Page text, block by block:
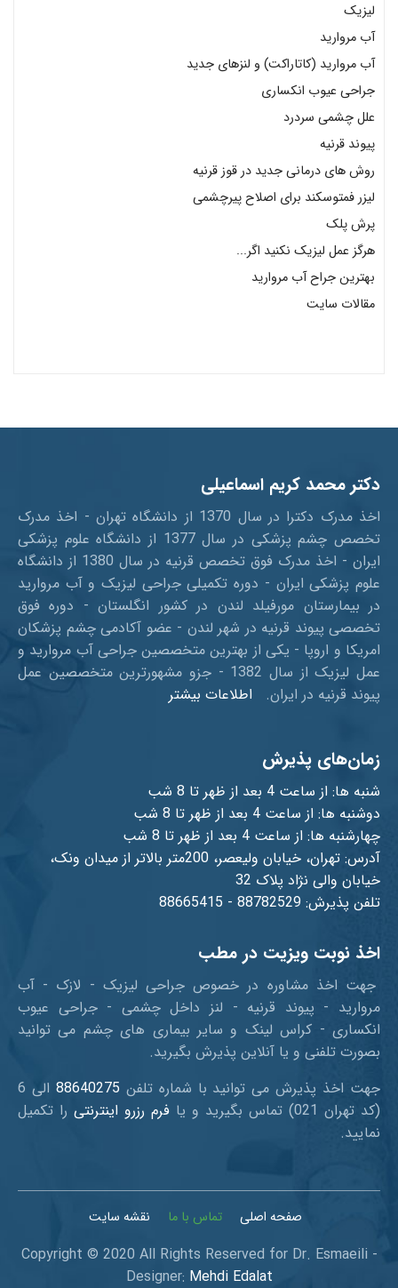
لیزیک
آب مروارید
آب مروارید (کاتاراکت) و لنزهای جدید
جراحی عیوب انکساری
علل چشمی سردرد
پیوند قرنیه
روش های درمانی جدید در قوز قرنیه
لیزر فمتوسکند برای اصلاح پیرچشمی
پرش پلک
هرگز عمل لیزیک نکنید اگر...
بهترین جراح آب مروارید
مقالات سایت
دکتر محمد کریم اسماعیلی
اخذ مدرک دکترا در سال 1370 از دانشگاه تهران - اخذ مدرک
تخصص چشم پزشکی در سال 1377 از دانشگاه علوم پزشکی
ایران - اخذ مدرک فوق تخصص قرنیه در سال 1380 از دانشگاه
علوم پزشکی ایران - دوره تکمیلی جراحی لیزیک و آب مروارید
در بیمارستان مورفیلد لندن در کشور انگلستان - دوره فوق
تخصصی پیوند قرنیه در شهر لندن - عضو آکادمی چشم پزشکان
امریکا و اروپا - یکی از بهترین متخصصین جراحی آب مروارید و
عمل لیزیک از سال 1382 - جزو مشهورترین متخصصین عمل
پیوند قرنیه در ایران. اطلاعات بیشتر
زمان‌های پذیرش
شنبه ها: از ساعت 4 بعد از ظهر تا 8 شب
دوشنبه ها: از ساعت 4 بعد از ظهر تا 8 شب
چهارشنبه ها: از ساعت 4 بعد از ظهر تا 8 شب
آدرس: تهران، خیابان ولیعصر، 200متر بالاتر از میدان ونک،
خیابان والی نژاد پلاک 32
تلفن پذیرش: 88782529 - 88665415
اخذ نوبت ویزیت در مطب
جهت اخذ مشاوره در خصوص جراحی لیزیک - لازک - آب
مروارید - پیوند قرنیه - لنز داخل چشمی - جراحی عیوب
انکساری - کراس لینک و سایر بیماری های چشم می توانید
بصورت تلفنی و یا آنلاین پذیرش بگیرید.
جهت اخذ پذیرش می توانید با شماره تلفن 88640275
الی 6
(کد تهران 021) تماس بگیرید و یا
فرم رزرو اینترنتی را تکمیل
نمایید.
صفحه اصلی تماس با ما نقشه سایت
Copyright © 2020 All Rights Reserved for Dr. Esmaeili -
Designer: Mehdi Edalat